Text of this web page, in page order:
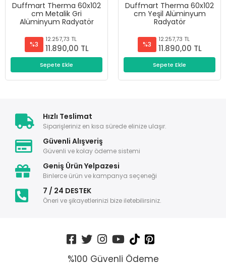
Duffmart Therma 60x102
cm Metalik Gri
Alüminyum Radyatör
%3
12.257,73 TL
11.890,00 TL
Sepete Ekle
Duffmart Therma 60x102
cm Yeşil Alüminyum
Radyatör
%3
12.257,73 TL
11.890,00 TL
Sepete Ekle
Hızlı Teslimat
Siparişleriniz en kısa sürede elinize ulaşır.
Güvenli Alışveriş
Güvenli ve kolay ödeme sistemi
Geniş Ürün Yelpazesi
Binlerce ürün ve kampanya seçeneği
7 / 24 DESTEK
Öneri ve şikayetlerinizi bize iletebilirsiniz.
%100 Güvenli Ödeme